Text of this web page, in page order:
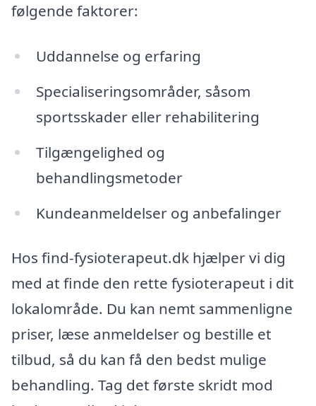
følgende faktorer:
Uddannelse og erfaring
Specialiseringsområder, såsom
sportsskader eller rehabilitering
Tilgængelighed og
behandlingsmetoder
Kundeanmeldelser og anbefalinger
Hos find-fysioterapeut.dk hjælper vi dig
med at finde den rette fysioterapeut i dit
lokalområde. Du kan nemt sammenligne
priser, læse anmeldelser og bestille et
tilbud, så du kan få den bedst mulige
behandling. Tag det første skridt mod